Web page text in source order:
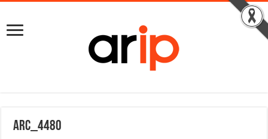
ARC_4480